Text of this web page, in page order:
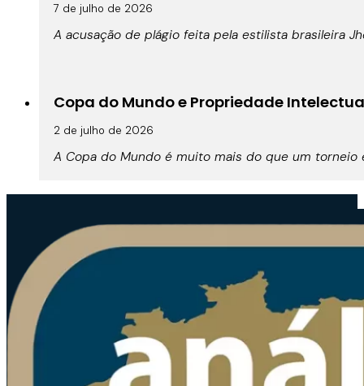
7 de julho de 2026
A acusação de plágio feita pela estilista brasileira
Copa do Mundo e Propriedade
2 de julho de 2026
A Copa do Mundo é muito mais do que um